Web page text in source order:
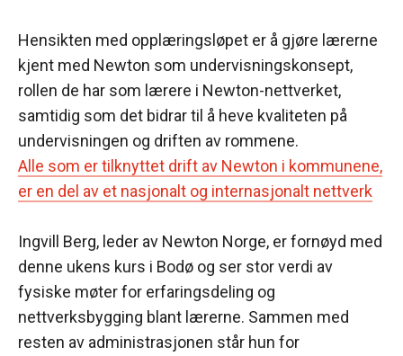
Hensikten med opplæringsløpet er å gjøre lærerne
kjent med Newton som undervisningskonsept,
rollen de har som lærere i Newton-nettverket,
samtidig som det bidrar til å heve kvaliteten på
undervisningen og driften av rommene.
Alle som er tilknyttet drift av Newton i kommunene,
er en del av et nasjonalt og internasjonalt nettverk
Ingvill Berg, leder av Newton Norge, er fornøyd med
denne ukens kurs i Bodø og ser stor verdi av
fysiske møter for erfaringsdeling og
nettverksbygging blant lærerne. Sammen med
resten av administrasjonen står hun for